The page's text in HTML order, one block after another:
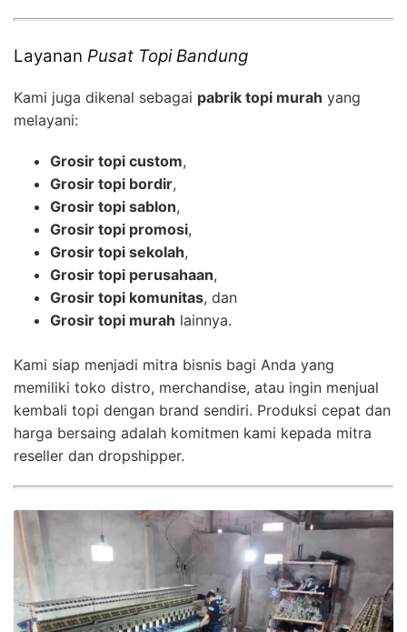
Layanan Pusat Topi Bandung
Kami juga dikenal sebagai pabrik topi murah yang
melayani:
Grosir topi custom,
Grosir topi bordir,
Grosir topi sablon,
Grosir topi promosi,
Grosir topi sekolah,
Grosir topi perusahaan,
Grosir topi komunitas, dan
Grosir topi murah lainnya.
Kami siap menjadi mitra bisnis bagi Anda yang
memiliki toko distro, merchandise, atau ingin menjual
kembali topi dengan brand sendiri. Produksi cepat dan
harga bersaing adalah komitmen kami kepada mitra
reseller dan dropshipper.